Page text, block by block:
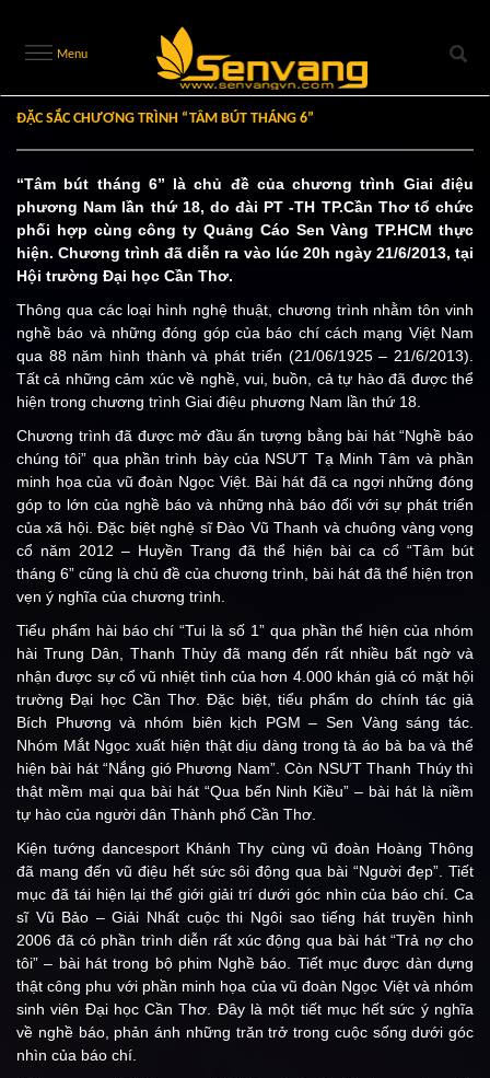
Menu
ĐẶC SẮC CHƯƠNG TRÌNH “TÂM BÚT THÁNG 6”
“Tâm bút tháng 6” là chủ đề của chương trình Giai điệu
phương Nam lần thứ 18, do đài PT -TH TP.Cần Thơ tổ chức
phối hợp cùng công ty Quảng Cáo Sen Vàng TP.HCM thực
hiện. Chương trình đã diễn ra vào lúc 20h ngày 21/6/2013, tại
Hội trường Đại học Cần Thơ.
Thông qua các loại hình nghệ thuật, chương trình nhằm tôn vinh
nghề báo và những đóng góp của báo chí cách mạng Việt Nam
qua 88 năm hình thành và phát triển (21/06/1925 – 21/6/2013).
Tất cả những cảm xúc về nghề, vui, buồn, cả tự hào đã được thể
hiện trong chương trình Giai điệu phương Nam lần thứ 18.
Chương trình đã được mở đầu ấn tượng bằng bài hát “Nghề báo
chúng tôi” qua phần trình bày của NSƯT Tạ Minh Tâm và phần
minh họa của vũ đoàn Ngọc Việt. Bài hát đã ca ngợi những đóng
góp to lớn của nghề báo và những nhà báo đối với sự phát triển
của xã hội. Đặc biệt nghệ sĩ Đào Vũ Thanh và chuông vàng vọng
cổ năm 2012 – Huyền Trang đã thể hiện bài ca cổ “Tâm bút
tháng 6” cũng là chủ đề của chương trình, bài hát đã thể hiện trọn
vẹn ý nghĩa của chương trình.
Tiểu phẩm hài báo chí “Tui là số 1” qua phần thể hiện của nhóm
hài Trung Dân, Thanh Thủy đã mang đến rất nhiều bất ngờ và
nhận được sự cổ vũ nhiệt tình của hơn 4.000 khán giả có mặt hội
trường Đại học Cần Thơ. Đặc biệt, tiểu phẩm do chính tác giả
Bích Phương và nhóm biên kịch PGM – Sen Vàng sáng tác.
Nhóm Mắt Ngọc xuất hiện thật dịu dàng trong tà áo bà ba và thể
hiện bài hát “Nắng gió Phương Nam”. Còn NSƯT Thanh Thúy thì
thật mềm mại qua bài hát “Qua bến Ninh Kiều” – bài hát là niềm
tự hào của người dân Thành phố Cần Thơ.
Kiện tướng dancesport Khánh Thy cùng vũ đoàn Hoàng Thông
đã mang đến vũ điệu hết sức sôi động qua bài “Người đẹp”. Tiết
mục đã tái hiện lại thế giới giải trí dưới góc nhìn của báo chí. Ca
sĩ Vũ Bảo – Giải Nhất cuộc thi Ngôi sao tiếng hát truyền hình
2006 đã có phần trình diễn rất xúc động qua bài hát “Trả nợ cho
tôi” – bài hát trong bộ phim Nghề báo. Tiết mục được dàn dựng
thật công phu với phần minh họa của vũ đoàn Ngọc Việt và nhóm
sinh viên Đại học Cần Thơ. Đây là một tiết mục hết sức ý nghĩa
về nghề báo, phản ánh những trăn trở trong cuộc sống dưới góc
nhìn của báo chí.